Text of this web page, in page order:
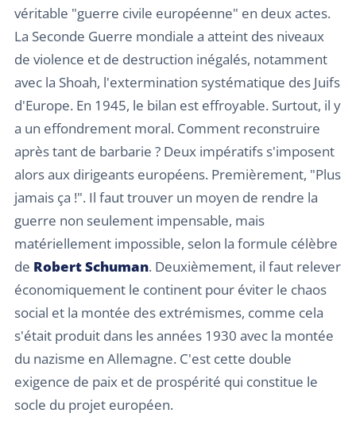
véritable "guerre civile européenne" en deux actes.
La Seconde Guerre mondiale a atteint des niveaux
de violence et de destruction inégalés, notamment
avec la Shoah, l'extermination systématique des Juifs
d'Europe. En 1945, le bilan est effroyable. Surtout, il y
a un effondrement moral. Comment reconstruire
après tant de barbarie ? Deux impératifs s'imposent
alors aux dirigeants européens. Premièrement, "Plus
jamais ça !". Il faut trouver un moyen de rendre la
guerre non seulement impensable, mais
matériellement impossible, selon la formule célèbre
de Robert Schuman. Deuxièmement, il faut relever
économiquement le continent pour éviter le chaos
social et la montée des extrémismes, comme cela
s'était produit dans les années 1930 avec la montée
du nazisme en Allemagne. C'est cette double
exigence de paix et de prospérité qui constitue le
socle du projet européen.